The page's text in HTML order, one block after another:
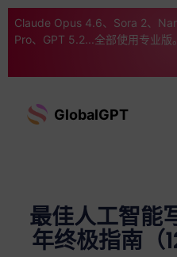
Claude Opus 4.6、Sora 2、
Pro、GPT 5.2...全部使用专业版
GlobalGPT
最佳人工智能
年终极指南（